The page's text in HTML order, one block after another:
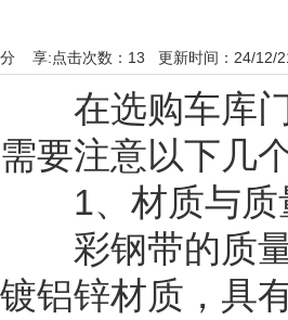
点击次数： 13 更新时间：24/12/
分 享:
在选购车库门
需要注意以下几
1、材质与质
彩钢带的质量
镀铝锌材质，具